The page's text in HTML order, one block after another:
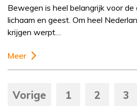
Bewegen is heel belangrijk voor
lichaam en geest. Om heel
krijgen werpt…
Meer
Vorige 1 2 3